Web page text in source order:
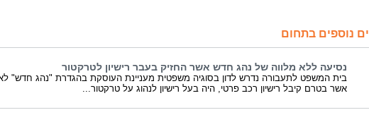
נוספים בתחום
נסיעה ללא מלווה של נהג חדש אשר החזיק בעבר רישיון לטרקטור
בית המשפט לתעבורה נדרש לדון בסוגיה משפטית מעניינת העוסקת בהגדרת "נהג חדש"
אשר בטרם קיבל רישיון רכב פרטי, היה בעל רישיון לנהוג על טרקטור...